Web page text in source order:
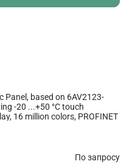
Panel, based on 6AV2123-
-20 ...+50 °C touch
16 million colors, PROFINET
Basic V18 Update 3,
is provided free of charge
По запросу